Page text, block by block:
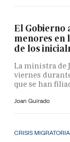
El Gobierno
menores en
de los
La ministra de
viernes
que se han
Joan Guirado
CRISIS MIGRATORIA